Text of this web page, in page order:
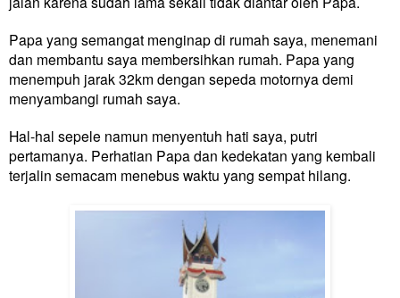
Papa yang semangat menginap di rumah saya, menemani
dan membantu saya membersihkan rumah. Papa yang
menempuh jarak 32km dengan sepeda motornya demi
menyambangi rumah saya.
Hal-hal sepele namun menyentuh hati saya, putri
pertamanya. Perhatian Papa dan kedekatan yang kembali
terjalin semacam menebus waktu yang sempat hilang.